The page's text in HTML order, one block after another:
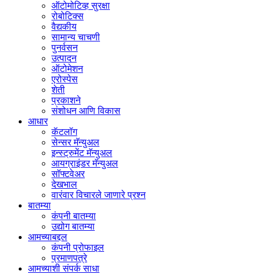
ऑटोमोटिव्ह सुरक्षा
रोबोटिक्स
वैद्यकीय
सामान्य चाचणी
पुनर्वसन
उत्पादन
ऑटोमेशन
एरोस्पेस
शेती
प्रकाशने
संशोधन आणि विकास
आधार
कॅटलॉग
सेन्सर मॅन्युअल
इन्स्ट्रुमेंट मॅन्युअल
आयग्राइंडर मॅन्युअल
सॉफ्टवेअर
देखभाल
वारंवार विचारले जाणारे प्रश्न
बातम्या
कंपनी बातम्या
उद्योग बातम्या
आमच्याबद्दल
कंपनी प्रोफाइल
प्रमाणपत्रे
आमच्याशी संपर्क साधा